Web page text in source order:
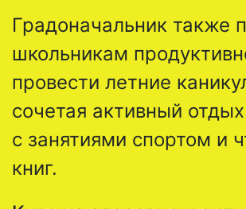
Градоначальник также
школьникам
провести летние
сочетая активный
с занятиями спортом и
книг.